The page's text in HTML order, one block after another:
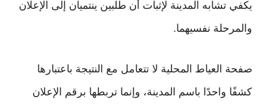
يكفي تشابه المدينة لإثبات أن طلبين ينتميان إلى الإعلان
والمرحلة نفسيهما.
صفحة العياط المحلية لا تتعامل مع النتيجة باعتبارها
كشفًا واحدًا باسم المدينة، وإنما تربطها برقم الإعلان